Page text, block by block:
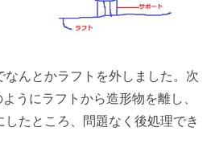
なんとかラフトを外しました。次
うにラフトから造形物を離し、
たところ、問題なく後処理でき